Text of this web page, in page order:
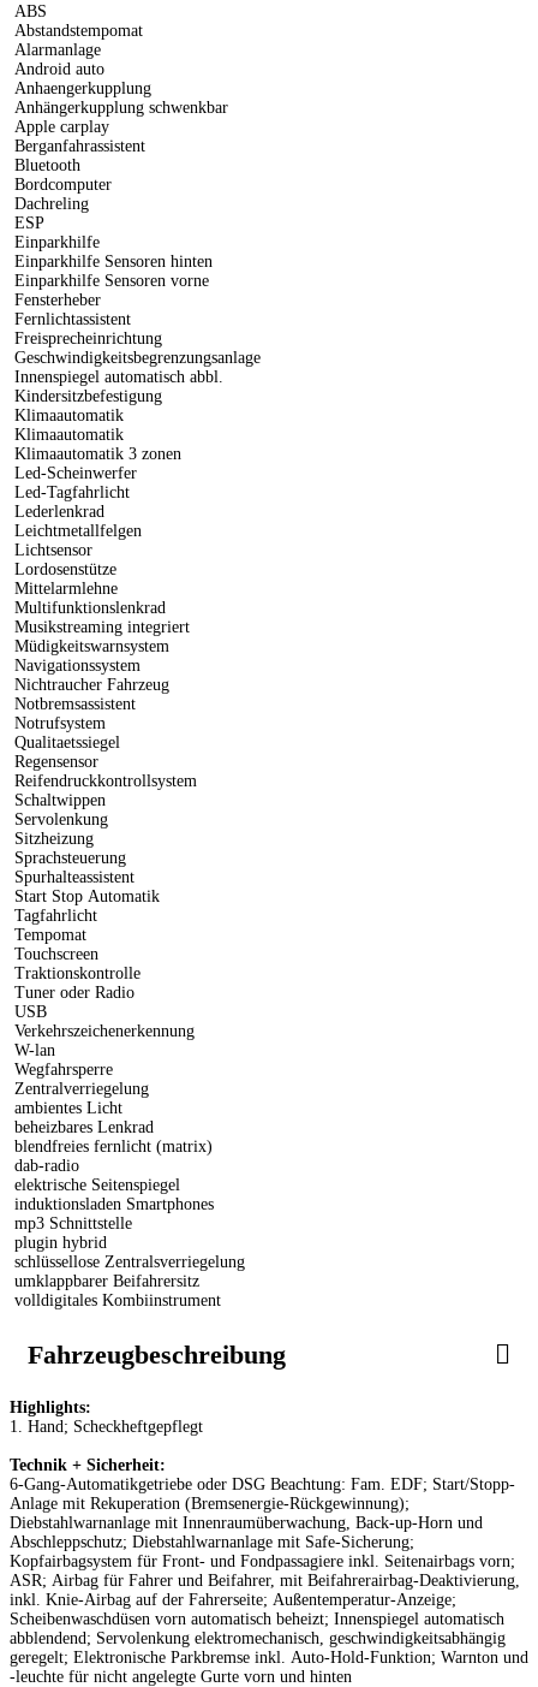
ABS
Abstandstempomat
Alarmanlage
Android auto
Anhaengerkupplung
Anhängerkupplung schwenkbar
Apple carplay
Berganfahrassistent
Bluetooth
Bordcomputer
Dachreling
ESP
Einparkhilfe
Einparkhilfe Sensoren hinten
Einparkhilfe Sensoren vorne
Fensterheber
Fernlichtassistent
Freisprecheinrichtung
Geschwindigkeitsbegrenzungsanlage
Innenspiegel automatisch abbl.
Kindersitzbefestigung
Klimaautomatik
Klimaautomatik
Klimaautomatik 3 zonen
Led-Scheinwerfer
Led-Tagfahrlicht
Lederlenkrad
Leichtmetallfelgen
Lichtsensor
Lordosenstütze
Mittelarmlehne
Multifunktionslenkrad
Musikstreaming integriert
Müdigkeitswarnsystem
Navigationssystem
Nichtraucher Fahrzeug
Notbremsassistent
Notrufsystem
Qualitaetssiegel
Regensensor
Reifendruckkontrollsystem
Schaltwippen
Servolenkung
Sitzheizung
Sprachsteuerung
Spurhalteassistent
Start Stop Automatik
Tagfahrlicht
Tempomat
Touchscreen
Traktionskontrolle
Tuner oder Radio
USB
Verkehrszeichenerkennung
W-lan
Wegfahrsperre
Zentralverriegelung
ambientes Licht
beheizbares Lenkrad
blendfreies fernlicht (matrix)
dab-radio
elektrische Seitenspiegel
induktionsladen Smartphones
mp3 Schnittstelle
plugin hybrid
schlüssellose Zentralsverriegelung
umklappbarer Beifahrersitz
volldigitales Kombiinstrument
Fahrzeugbeschreibung
Highlights:
1. Hand; Scheckheftgepflegt
Technik + Sicherheit:
6-Gang-Automatikgetriebe oder DSG Beachtung: Fam. EDF; Start/Stopp-
Anlage mit Rekuperation (Bremsenergie-Rückgewinnung);
Diebstahlwarnanlage mit Innenraumüberwachung, Back-up-Horn und
Abschleppschutz; Diebstahlwarnanlage mit Safe-Sicherung;
Kopfairbagsystem für Front- und Fondpassagiere inkl. Seitenairbags vorn;
ASR; Airbag für Fahrer und Beifahrer, mit Beifahrerairbag-Deaktivierung,
inkl. Knie-Airbag auf der Fahrerseite; Außentemperatur-Anzeige;
Scheibenwaschdüsen vorn automatisch beheizt; Innenspiegel automatisch
abblendend; Servolenkung elektromechanisch, geschwindigkeitsabhängig
geregelt; Elektronische Parkbremse inkl. Auto-Hold-Funktion; Warnton und
-leuchte für nicht angelegte Gurte vorn und hinten